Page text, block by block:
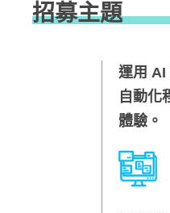
招募主題
運用 AI
自動化
體驗。​